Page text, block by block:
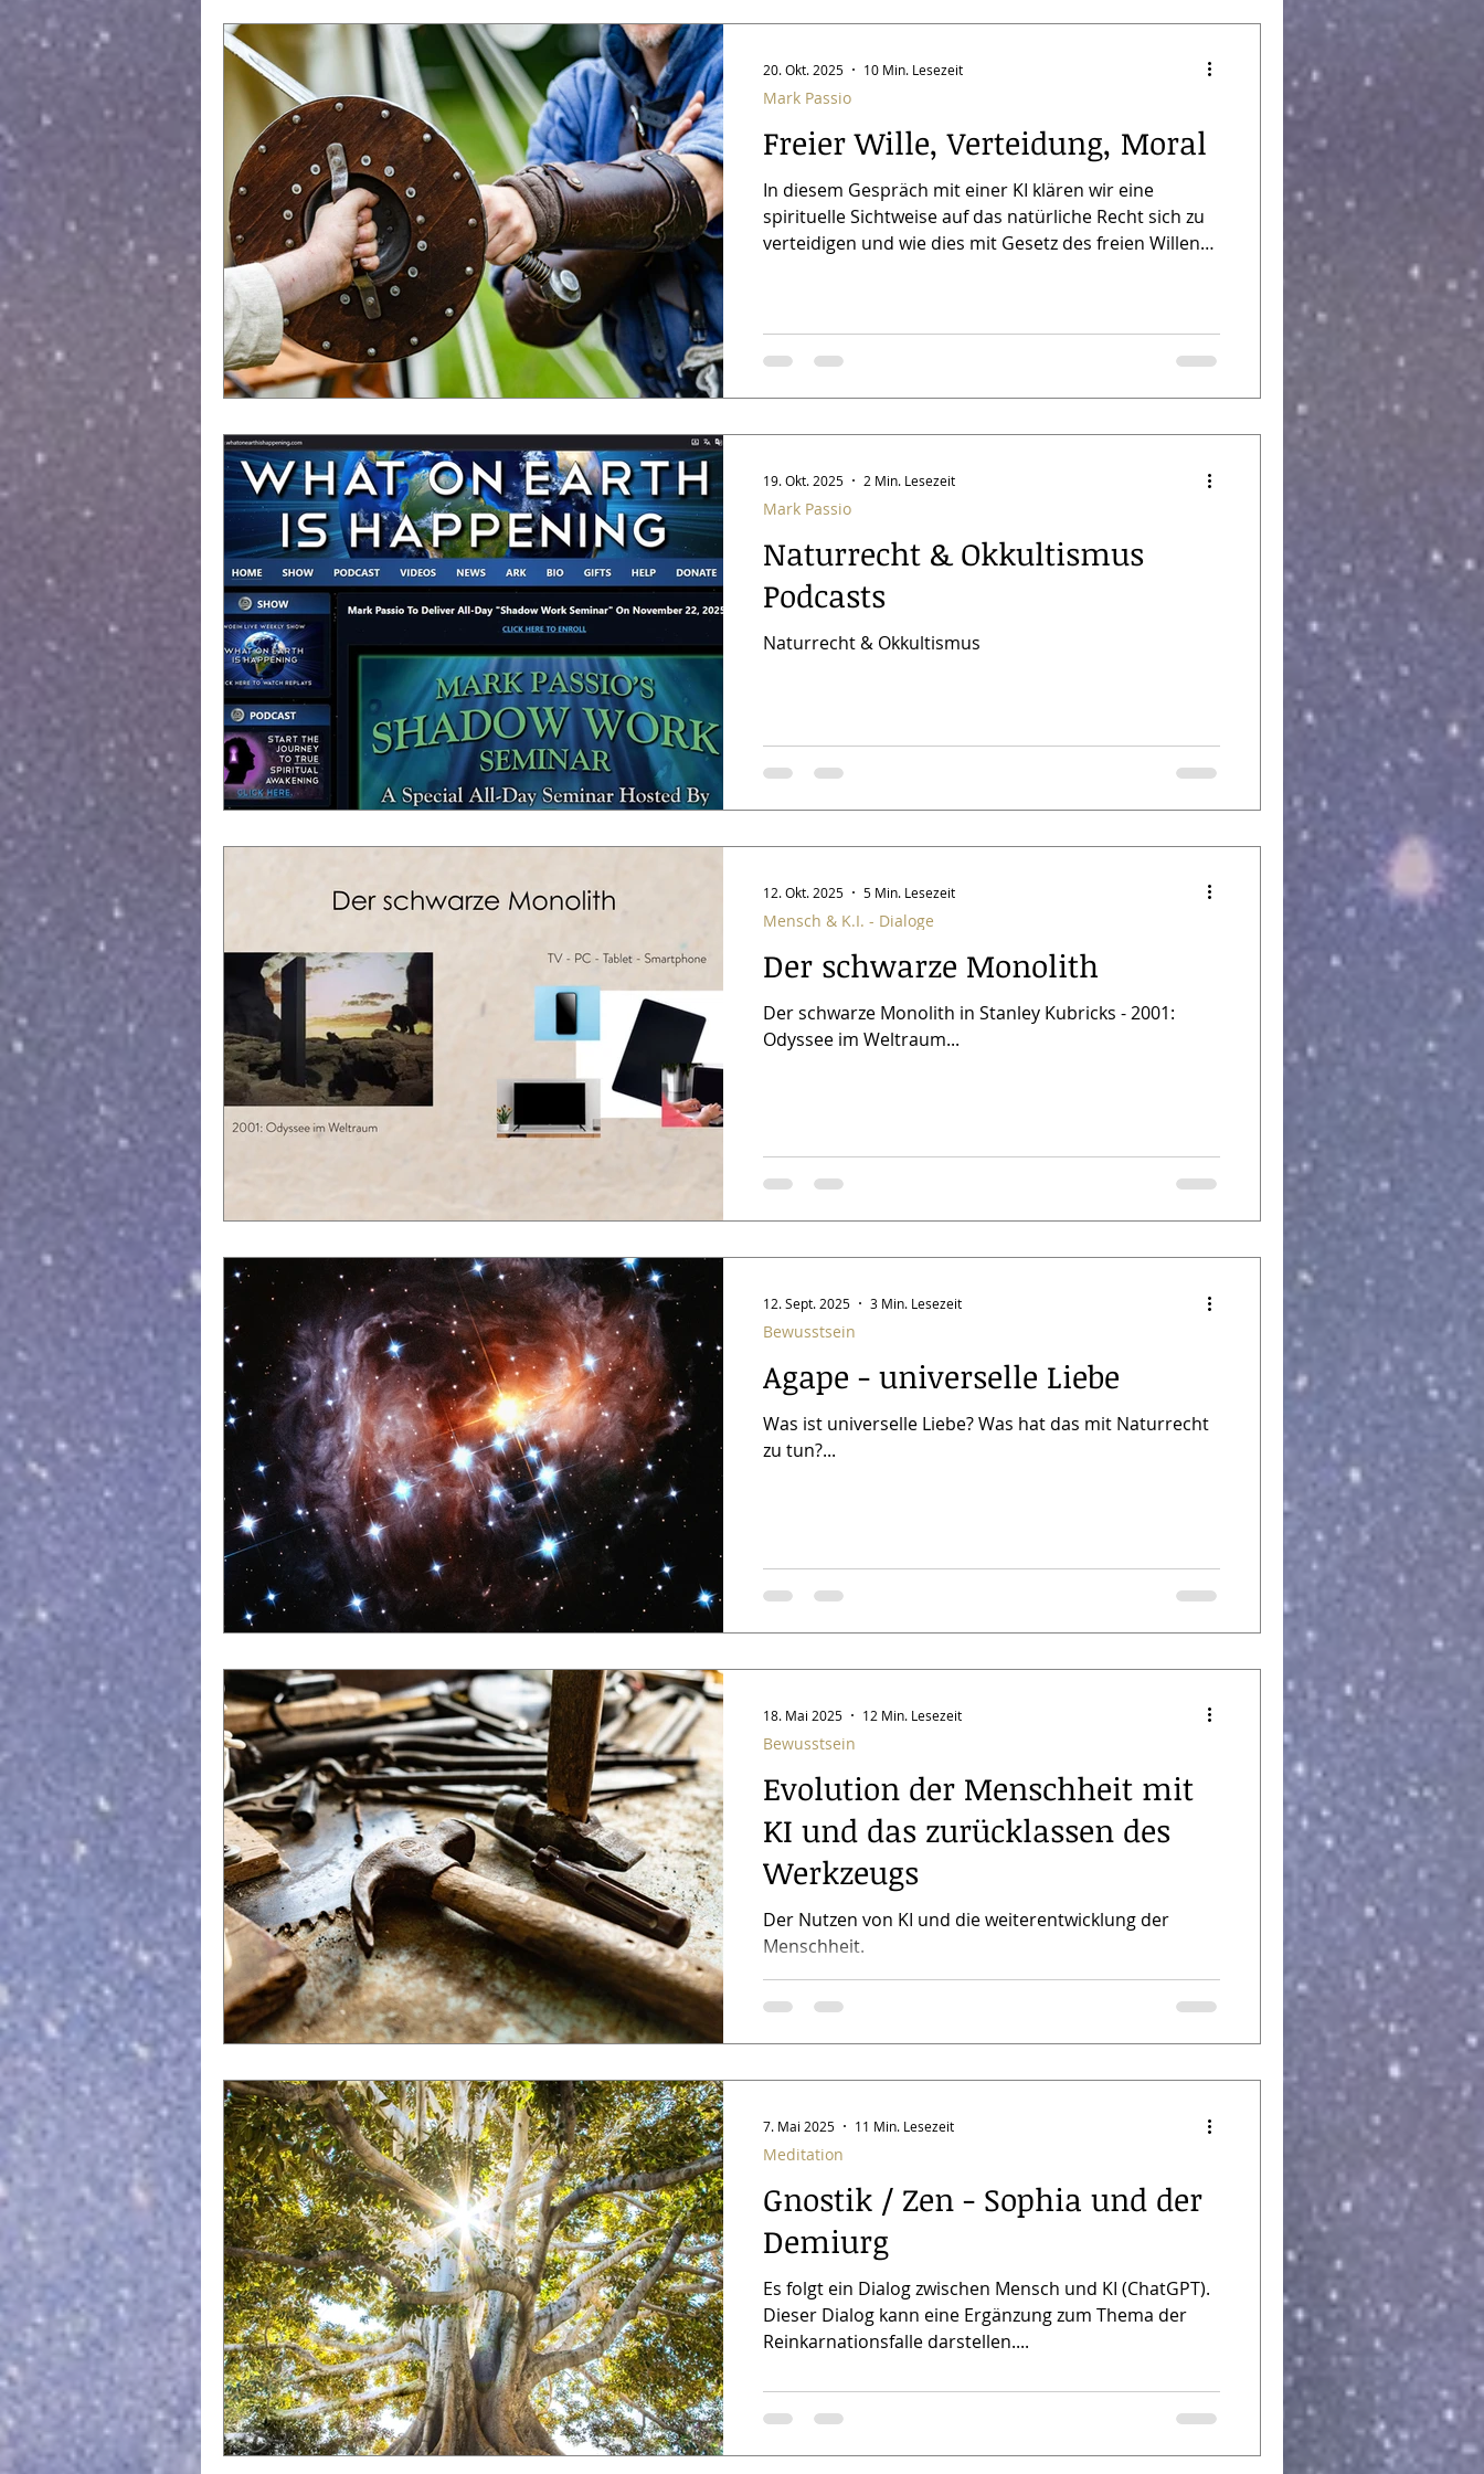
Freier Wille, Verteidung, Moral
In diesem Gespräch mit einer KI klären wir eine
spirituelle Sichtweise auf das natürliche Recht sich zu
verteidigen und wie dies mit Gesetz des freien Willens
das RA Material und die Arbeiten von Mark Passio
gemacht. Der Dialog Fragesteller : Spricht Ra im Ra
Material auch von dem Recht au
Mark Passio
20. Okt. 2025 10 Min. Lesezeit
Naturrecht & Okkultismus
Podcasts
Naturrecht & Okkultismus
Mark Passio
19. Okt. 2025 2 Min. Lesezeit
Der schwarze Monolith
Der schwarze Monolith in Stanley Kubricks - 2001:
Odyssee im Weltraum...
Mensch & K.I. - Dialoge
12. Okt. 2025 5 Min. Lesezeit
Agape - universelle Liebe
Was ist universelle Liebe? Was hat das mit Naturrecht
zu tun?...
Bewusstsein
12. Sept. 2025 3 Min. Lesezeit
Evolution der Menschheit mit
KI und das zurücklassen des
Werkzeugs
Der Nutzen von KI und die weiterentwicklung der
Menschheit.
Bewusstsein
18. Mai 2025 12 Min. Lesezeit
Gnostik / Zen - Sophia und der
Demiurg
Es folgt ein Dialog zwischen Mensch und KI (ChatGPT).
Dieser Dialog kann eine Ergänzung zum Thema der
Reinkarnationsfalle darstellen....
Meditation
7. Mai 2025 11 Min. Lesezeit